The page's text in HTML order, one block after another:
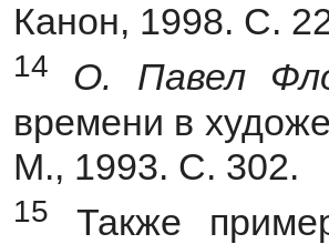
Канон, 1998. С.
14
О. Павел
времени в
М., 1993. С. 302.
15
Также